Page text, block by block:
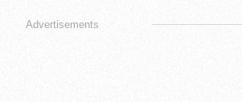
Advertisements